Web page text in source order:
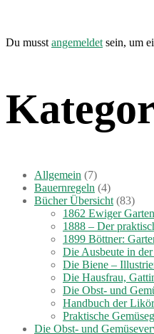
Du musst angemeldet sein, um
Allgemein (7)
Bauernregeln (4)
Bücher Übersicht (83)
1862 Ewiger
1888 – Der
1899 Böttner:
Die Ausbeute in
Die Biene –
Die Hausfrau,
Die Obst- und
Handbuch der
Praktische
Die Obst- und